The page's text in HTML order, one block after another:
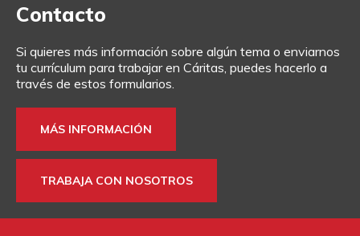
Contacto
Si quieres más información sobre algún tema o enviarnos
tu currículum para trabajar en Cáritas, puedes hacerlo a
través de estos formularios.
MÁS INFORMACIÓN
TRABAJA CON NOSOTROS